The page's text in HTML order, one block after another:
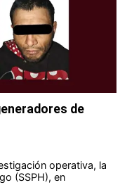
de
operativa, la
(SSPH), en